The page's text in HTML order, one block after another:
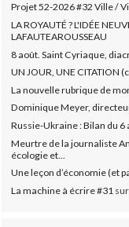
Projet 52-2026 #32 Ville /
LA ROYAUTÉ ? L'IDÉE
LAFAUTEAROUSSEAU
8 août. Saint Cyriaque,
UN JOUR, UNE CITATION
La nouvelle rubrique de mon
Dominique Meyer,
Russie-Ukraine : Bilan du 6
Meurtre de la journaliste
écologie et...
Une leçon d’économie (et
La machine à écrire #31